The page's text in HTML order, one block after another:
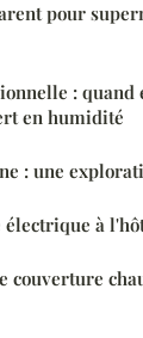
pour
: quand
en humidité
: une
électrique à
couverture